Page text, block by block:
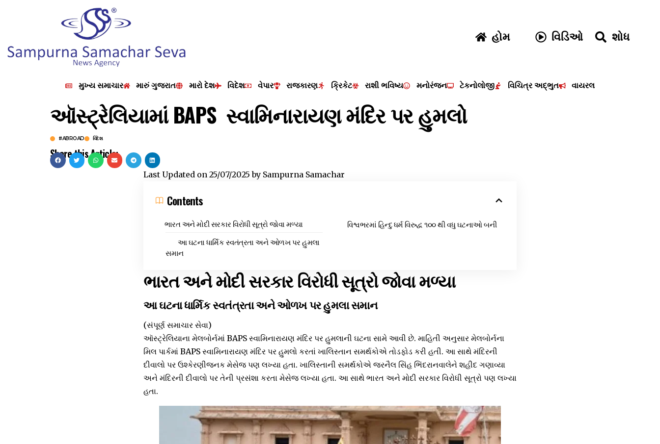
હોમ વિડિઓ શોધ
મુખ્ય સમાચાર મારું ગુજરાત મારો દેશ વિદેશ વેપાર રાજકારણ ક્રિકેટ રાશી ભવિષ્ય મનોરંજન ટેકનોલોજી વિચિત્ર અદ્ભુત વાયરલ
ઑસ્ટ્રેલિયામાં BAPS સ્વામિનારાયણ મંદિર પર હુમલો
#ABROAD વિદેશ
Share this Article:
Last Updated on 25/07/2025 by Sampurna Samachar
Contents
ભારત અને મોદી સરકાર વિરોધી સૂત્રો જોવા મળ્યા
આ ઘટના ધાર્મિક સ્વતંત્રતા અને ઓળખ પર હુમલા
સમાન
વિશ્વભરમાં હિન્દુ ધર્મ વિરુદ્ધ ૧૦૦ થી વધુ ઘટનાઓ બની
ભારત અને મોદી સરકાર વિરોધી સૂત્રો જોવા મળ્યા
આ ઘટના ધાર્મિક સ્વતંત્રતા અને ઓળખ પર હુમલા સમાન
(સંપૂર્ણ સમાચાર સેવા)
ઑસ્ટ્રેલિયાના મેલબોર્નમાં BAPS સ્વામિનારાયણ મંદિર પર હુમલાની ઘટના સામે આવી છે. માહિતી અનુસાર મેલબોર્નના
મિલ પાર્કમાં BAPS સ્વામિનારાયણ મંદિર પર હુમલો કરતાં ખાલિસ્તાન સમર્થકોએ તોડફોડ કરી હતી. આ સાથે મંદિરની
દીવાલો પર ઉશ્કેરણીજનક મેસેજ પણ લખ્યા હતા. ખાલિસ્તાની સમર્થકોએ જરનૈલ સિંહ ભિંદરાનવાલેને શહીદ ગણાવ્યા
અને મંદિરની દીવાલો પર તેની પ્રસંશા કરતા મેસેજ લખ્યા હતા. આ સાથે ભારત અને મોદી સરકાર વિરોધી સૂત્રો પણ લખ્યા
હતા.